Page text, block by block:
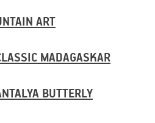
ART
MADAGASKAR
BUTTERLY